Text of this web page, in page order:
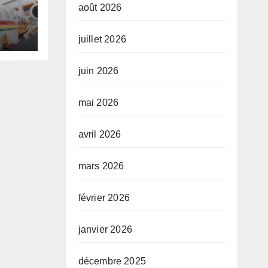
août 2026
juillet 2026
juin 2026
mai 2026
avril 2026
mars 2026
février 2026
janvier 2026
décembre 2025